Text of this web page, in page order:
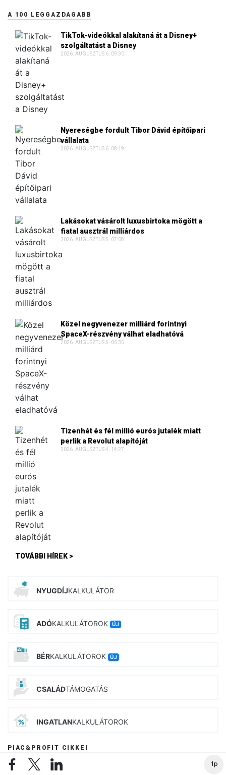
1p
A 100 LEGGAZDAGABB
TikTok-videókkal alakítaná át a Disney+
szolgáltatást a Disney
2026. AUGUSZTUS 6. 09:30
Nyereségbe fordult Tibor Dávid építőipari
vállalata
2026. AUGUSZTUS 6. 08:19
Lakásokat vásárolt luxusbirtoka mögött a
fiatal ausztrál milliárdos
2026. AUGUSZTUS 5. 07:08
Közel negyvenezer milliárd forintnyi
SpaceX-részvény válhat eladhatóvá
2026. AUGUSZTUS 5. 06:35
Tizenhét és fél millió eurós jutalék miatt
perlik a Revolut alapítóját
2026. AUGUSZTUS 4. 14:27
TOVÁBBI HÍREK >
NYUGDÍJKALKULÁTOR
ADÓKALKULÁTOROK ÚJ
BÉRKALKULÁTOROK ÚJ
CSALÁDTÁMOGATÁS
INGATLANKALKULÁTOROK
PIAC&PROFIT CIKKEI